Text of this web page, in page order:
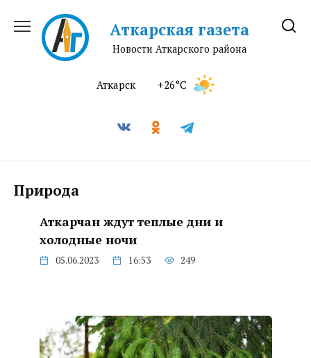
содержанию
Аткарская газета
Новости Аткарского района
Аткарск +26°C
Природа
Аткарчан ждут теплые дни и
холодные ночи
05.06.2023 16:53 249